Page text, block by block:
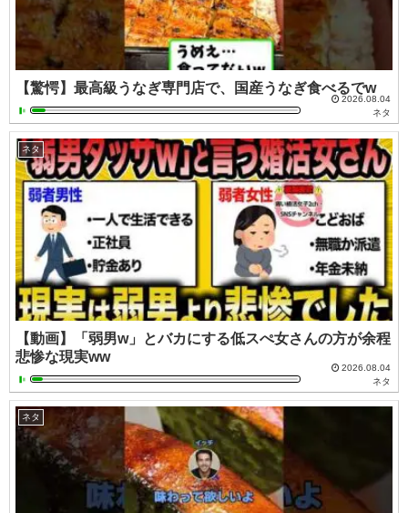
【驚愕】最高級うなぎ専門店で、国産うなぎ食べるでw
2026.08.04
ネタ
ネタ
【動画】「弱男w」とバカにする低スぺ女さんの方が余程
悲惨な現実ww
2026.08.04
ネタ
ネタ